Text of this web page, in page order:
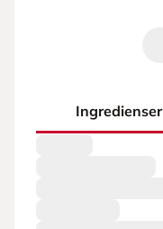
Ingredienser